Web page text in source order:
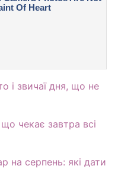
і звичаї дня, що не
чекає завтра всі
на серпень: які дати